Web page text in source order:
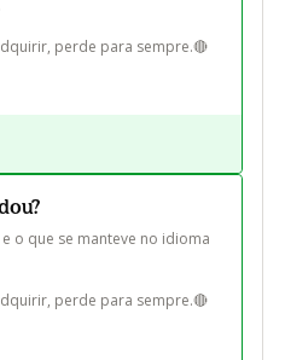
o que se manteve no idioma
perde para sempre.🔴